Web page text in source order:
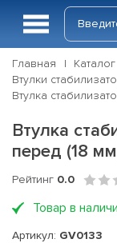
Главная Каталог
Втулки
Втулка
Втулка
перед (18
Рейтинг 0.0
Товар в
Артикул: GV0133